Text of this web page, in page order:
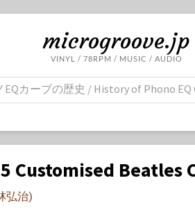
microgroove.jp
VINYL / 78RPM / MUSIC / AUDIO
EQカーブの歴史 / History of Phono EQ
Customised Beatles
弘治)